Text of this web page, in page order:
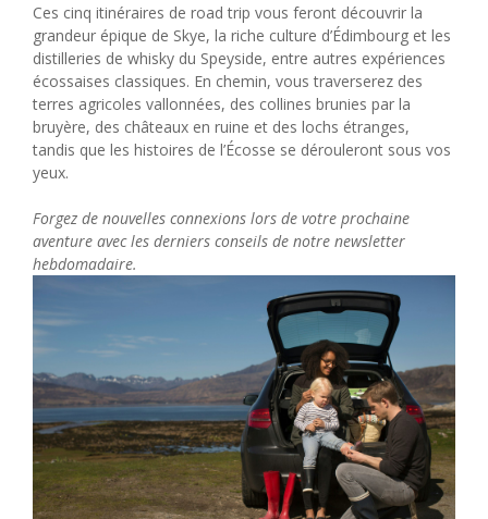
Ces cinq itinéraires de road trip vous feront découvrir la
grandeur épique de Skye, la riche culture d’Édimbourg et les
distilleries de whisky du Speyside, entre autres expériences
écossaises classiques. En chemin, vous traverserez des
terres agricoles vallonnées, des collines brunies par la
bruyère, des châteaux en ruine et des lochs étranges,
tandis que les histoires de l’Écosse se dérouleront sous vos
yeux.
Forgez de nouvelles connexions lors de votre prochaine
aventure avec les derniers conseils de notre newsletter
hebdomadaire.